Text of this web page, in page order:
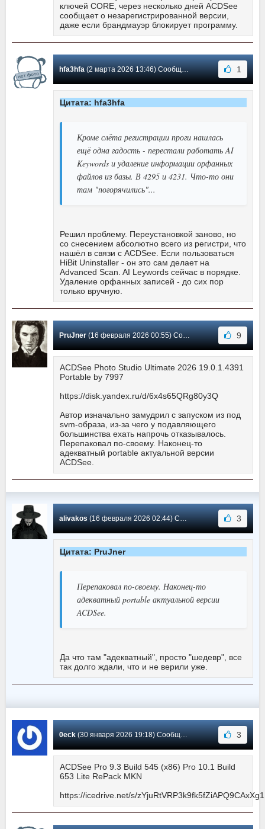
ключей CORE, через несколько дней ACDSee
сообщает о незарегистрированной версии,
даже если брандмауэр блокирует программу.
hfa3hfa(2 марта 2026 13:46) Сообщение #1345 1
Цитата: hfa3hfa
Кроме слёта регистрации проги нашлась
ещё одна гадость - перестали работать AI
Keywords и удаление информации орфанных
файлов из базы. В 4295 и 4231. Что-то они
там "погорячились"...
Решил проблему. Переустановкой заново, но
со снесением абсолютно всего из регистри, что
нашёл в связи с ACDSee. Если пользоваться
HiBit Uninstaller - он это сам делает на
Advanced Scan. AI Leywords сейчас в порядке.
Удаление орфанных записей - до сих пор
только вручную.
PruJner(16 февраля 2026 00:55) Сообщение #1344 9
ACDSee Photo Studio Ultimate 2026 19.0.1.4391
Portable by 7997
https://disk.yandex.ru/d/6x4s65QRg80y3Q
Автор изначально замудрил с запуском из под
svm-образа, из-за чего у подавляющего
большинства ехать напрочь отказывалось.
Перепаковал по-своему. Наконец-то
адекватный portable актуальной версии
ACDSee.
alivakos(16 февраля 2026 02:44) Сообщение #1343 3
Цитата: PruJner
Перепаковал по-своему. Наконец-то
адекватный portable актуальной версии
ACDSee.
Да что там "адекватный", просто "шедевр", все
так долго ждали, что и не верили уже.
0eck(30 января 2026 19:18) Сообщение #1342 3
ACDSee Pro 9.3 Build 545 (x86) Pro 10.1 Build
653 Lite RePack MKN
https://icedrive.net/s/zYjuRtVRP3k9fk5fZiAPQ9CAxXg1